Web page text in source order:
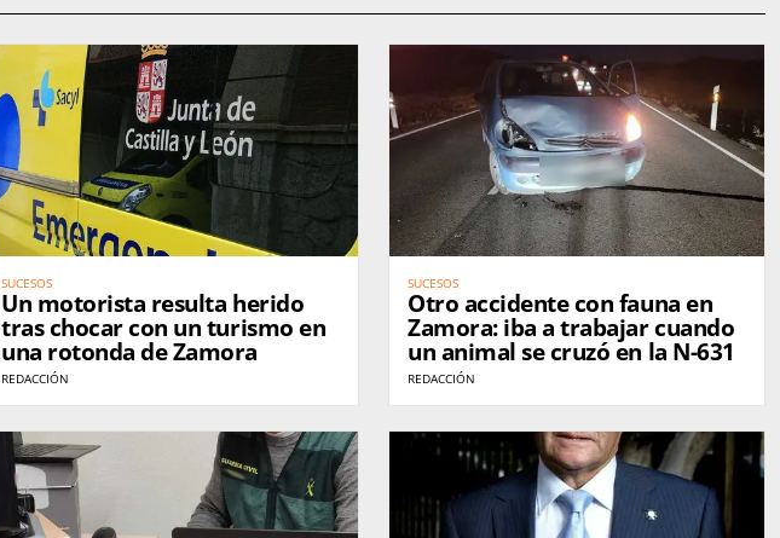
SUCESOS
Un motorista resulta herido
tras chocar con un turismo en
una rotonda de Zamora
REDACCIÓN
SUCESOS
Otro accidente con fauna en
Zamora: iba a trabajar cuando
un animal se cruzó en la N-631
REDACCIÓN